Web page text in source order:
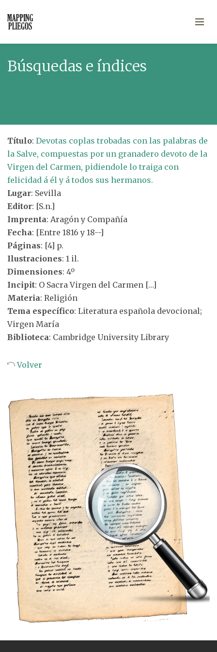
Búsquedas e índices
Título: Devotas coplas trobadas con las palabras de
la Salve, compuestas por un granadero devoto de la
Virgen del Carmen, pidiendole lo traiga con
felicidad á él y á todos sus hermanos.
Lugar: Sevilla
Editor: [S.n.]
Imprenta: Aragón y Compañía
Fecha: [Entre 1816 y 18--]
Páginas: [4] p.
Ilustraciones: 1 il.
Dimensiones: 4º
Incipit: O Sacra Virgen del Carmen […]
Materia: Religión
Tema específico: Literatura española devocional;
Virgen María
Biblioteca: Cambridge University Library
Volver